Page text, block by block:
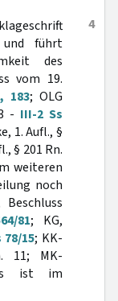
4
und führt
des
vom 19.
183; OLG
- III-2 Ss
1. Aufl., §
§ 201 Rn.
weiteren
noch
81; KG,
78/15; KK-
11; MK-
ist im